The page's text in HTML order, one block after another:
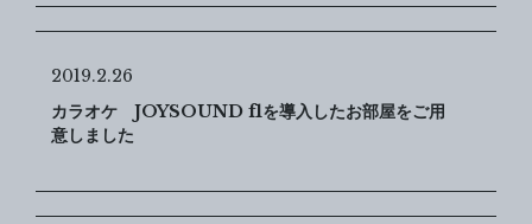
2019.2.26
カラオケ JOYSOUND f1を導入したお部屋をご用
意しました